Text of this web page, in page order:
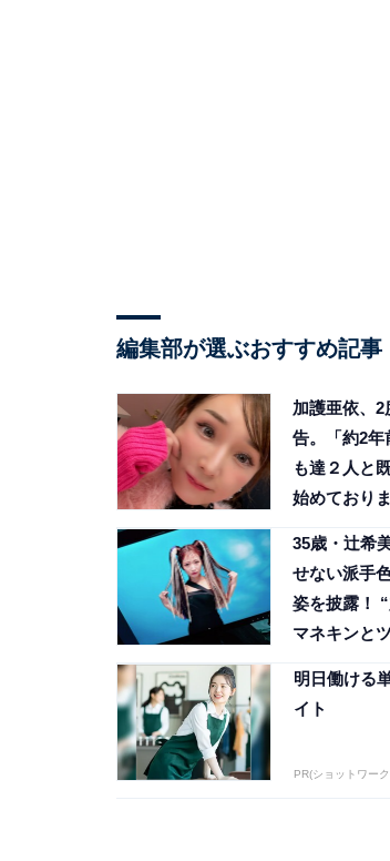
編集部が選ぶおすすめ記事
加護亜依、2
告。「約2年
も達２人と
始めておりま
35歳・辻希
せない派手
姿を披露！
マネキンと
明日働ける
イト
PR(ショットワー